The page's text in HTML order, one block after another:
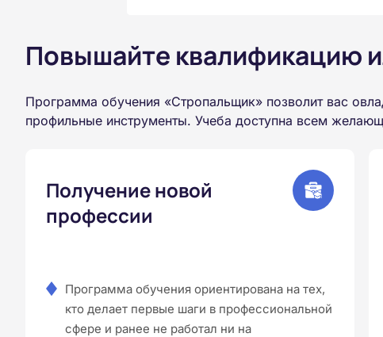
Повышайте квалификацию
Программа обучения «Стропальщик» позволит вас
профильные инструменты. Учеба доступна всем
Получение новой
профессии
Программа обучения ориентирована на тех,
кто делает первые шаги в профессиональной
сфере и ранее не работал ни на